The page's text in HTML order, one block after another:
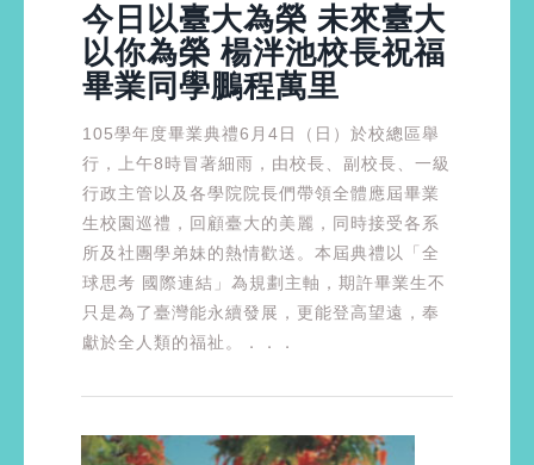
今日以臺大為榮 未來臺大
以你為榮 楊泮池校長祝福
畢業同學鵬程萬里
105學年度畢業典禮6月4日（日）於校總區舉
行，上午8時冒著細雨，由校長、副校長、一級
行政主管以及各學院院長們帶領全體應屆畢業
生校園巡禮，回顧臺大的美麗，同時接受各系
所及社團學弟妹的熱情歡送。本屆典禮以「全
球思考 國際連結」為規劃主軸，期許畢業生不
只是為了臺灣能永續發展，更能登高望遠，奉
獻於全人類的福祉。．．．